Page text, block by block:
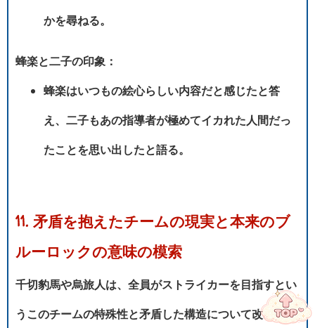
ハローアニメ
かを尋ねる。
蜂楽と二子の印象：
蜂楽はいつもの絵心らしい内容だと感じたと答
え、二子もあの指導者が極めてイカれた人間だっ
たことを思い出したと語る。
11. 矛盾を抱えたチームの現実と本来のブ
ルーロックの意味の模索
千切豹馬や烏旅人は、全員がストライカーを目指すとい
うこのチームの特殊性と矛盾した構造について改めて整